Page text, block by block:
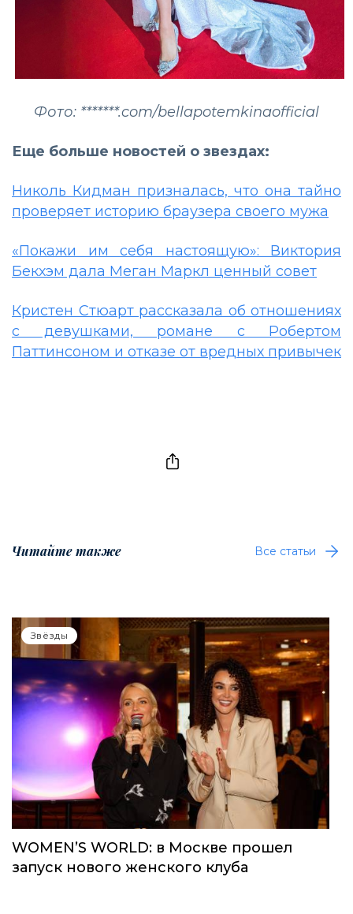
Фото: *******.com/bellapotemkinaofficial
Еще больше новостей о звездах:
Николь Кидман призналась, что она тайно
проверяет историю браузера своего мужа
«Покажи им себя настоящую»: Виктория
Бекхэм дала Меган Маркл ценный совет
Кристен Стюарт рассказала об отношениях
с девушками, романе с Робертом
Паттинсоном и отказе от вредных привычек
Читайте также Все статьи
Звёзды